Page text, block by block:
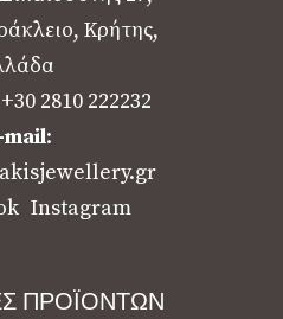
Κρήτης,
2810 222232
mail:
Instagram
ΠΡΟΪΟΝΤΩΝ